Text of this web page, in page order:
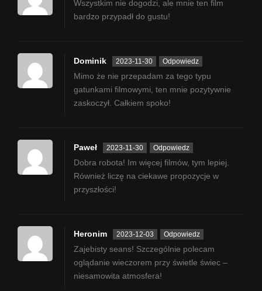
Wszystkim nie dogodzi, ale mnie ten film
bardzo przypadł do gustu!
Dominik 2023-11-30 Odpowiedz
Mimo że nie przepadam za tego typu
gatunkami filmowymi, ten mnie pozytywnie
zaskoczył. Całkiem spoko!
Paweł 2023-11-30 Odpowiedz
Dobra robota! Im więcej filmów, tym lepiej.
Również liczę na ciekawe propozycje w
przyszłości!
Heronim 2023-12-03 Odpowiedz
Zajebisty seans! Szczególnie polecam
oglądanie wieczorem przy świetle świec –
niesamowita atmosfera!